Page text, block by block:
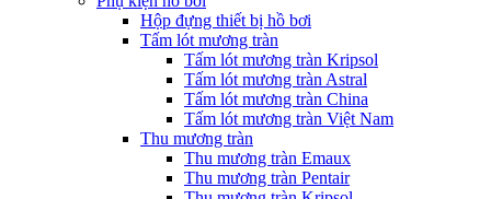
Hộp đựng thiết bị hồ bơi
Tấm lót mương tràn
Tấm lót mương tràn Kripsol
Tấm lót mương tràn Astral
Tấm lót mương tràn China
Tấm lót mương tràn Việt Nam
Thu mương tràn
Thu mương tràn Emaux
Thu mương tràn Pentair